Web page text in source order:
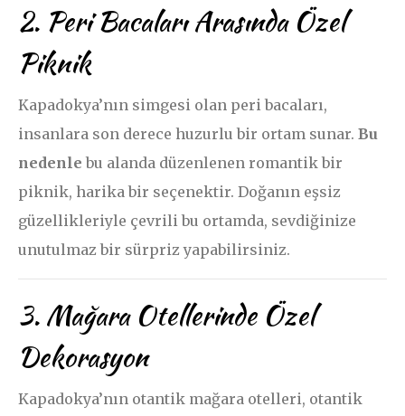
2. Peri Bacaları Arasında Özel
Piknik
Kapadokya’nın simgesi olan peri bacaları,
insanlara son derece huzurlu bir ortam sunar. Bu
nedenle bu alanda düzenlenen romantik bir
piknik, harika bir seçenektir. Doğanın eşsiz
güzellikleriyle çevrili bu ortamda, sevdiğinize
unutulmaz bir sürpriz yapabilirsiniz.
3. Mağara Otellerinde Özel
Dekorasyon
Kapadokya’nın otantik mağara otelleri, otantik